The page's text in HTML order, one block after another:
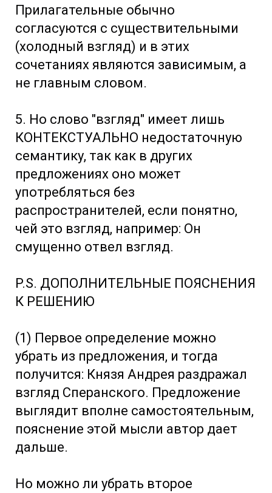
Прилагательные обычно
согласуются с существительными
(холодный взгляд) и в этих
сочетаниях являются зависимым, а
не главным словом.
5. Но слово "взгляд" имеет лишь
КОНТЕКСТУАЛЬНО недостаточную
семантику, так как в других
предложениях оно может
употребляться без
распространителей, если понятно,
чей это взгляд, например: Он
смущенно отвел взгляд.
P.S. ДОПОЛНИТЕЛЬНЫЕ ПОЯСНЕНИЯ
К РЕШЕНИЮ
(1) Первое определение можно
убрать из предложения, и тогда
получится: Князя Андрея раздражал
взгляд Сперанского. Предложение
выглядит вполне самостоятельным,
пояснение этой мысли автор дает
дальше.
Но можно ли убрать второе